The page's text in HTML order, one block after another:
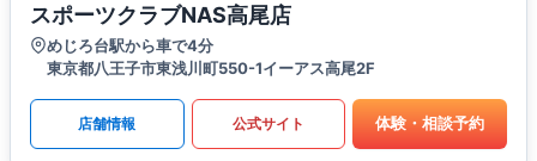
スポーツクラブNAS高尾店
めじろ台駅から車で4分
東京都八王子市東浅川町550-1イーアス高尾2F
店舗情報 公式サイト 体験・相談予約